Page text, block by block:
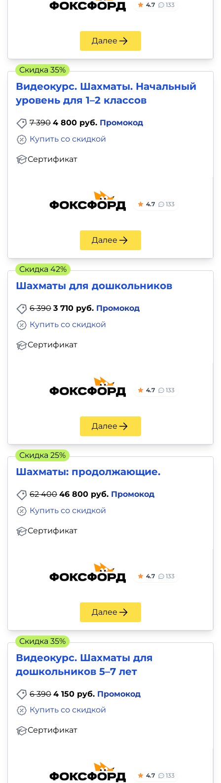
4.7 133
Далее
Видеокурс. Шахматы. Начальный
уровень для 1–2 классов
7 390 4 800 руб. Промокод
Сертификат
Купить со скидкой
4.7 133
Далее
Скидка 35%
Шахматы для дошкольников
6 390 3 710 руб. Промокод
Сертификат
Купить со скидкой
4.7 133
Далее
Скидка 42%
Шахматы: продолжающие.
62 400 46 800 руб. Промокод
Сертификат
Купить со скидкой
4.7 133
Далее
Скидка 25%
Видеокурс. Шахматы для
дошкольников 5–7 лет
6 390 4 150 руб. Промокод
Сертификат
Купить со скидкой
4.7 133
Скидка 35%